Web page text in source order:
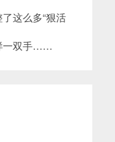
这么多“狠活
一双手……